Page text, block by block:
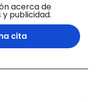
acerca de
publicidad.
cita